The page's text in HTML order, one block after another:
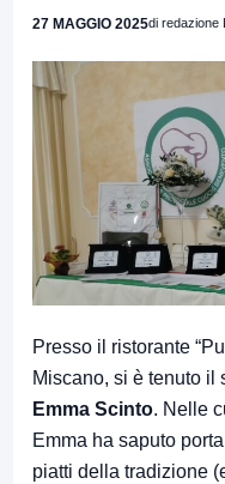
27 MAGGIO 2025di redazione
Presso il ristorante
Miscano, si è tenuto il
Emma Scinto. Nelle
Emma ha saputo
piatti della tradizione